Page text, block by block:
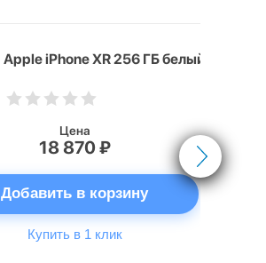
Apple iPhone XR 256 ГБ белый
Цена
18 870 ₽
Добавить в корзину
Купить в 1 клик